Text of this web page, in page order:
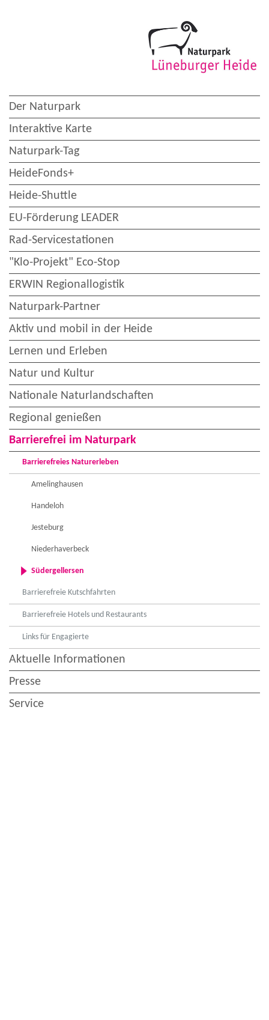
Der Naturpark
Interaktive Karte
Naturpark-Tag
HeideFonds+
Heide-Shuttle
EU-Förderung LEADER
Rad-Servicestationen
"Klo-Projekt" Eco-Stop
ERWIN Regionallogistik
Naturpark-Partner
Aktiv und mobil in der Heide
Lernen und Erleben
Natur und Kultur
Nationale Naturlandschaften
Regional genießen
Barrierefrei im Naturpark
Barrierefreies Naturerleben
Amelinghausen
Handeloh
Jesteburg
Niederhaverbeck
Südergellersen
Barrierefreie Kutschfahrten
Barrierefreie Hotels und Restaurants
Links für Engagierte
Aktuelle Informationen
Presse
Service